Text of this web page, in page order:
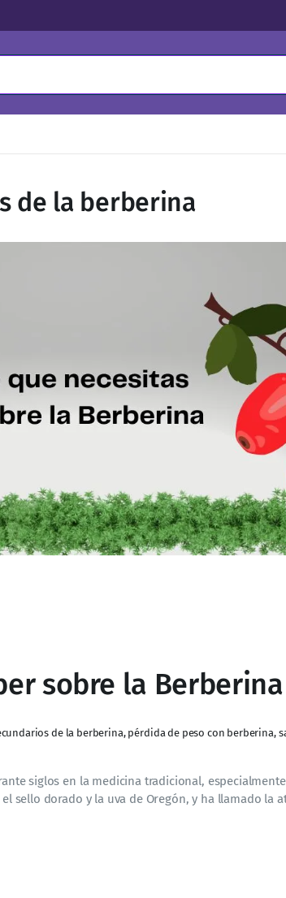
de la berberina
sobre la Berberina
de la berberina, pérdida de peso con berberina,
siglos en la medicina tradicional,
sello dorado y la uva de Oregón, y ha llamado la